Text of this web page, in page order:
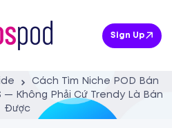
Sign Up
Cách Tìm Niche POD Bán
— Không Phải Cứ Trendy Là Bán
Được